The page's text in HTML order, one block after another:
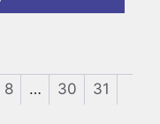
8 … 30
31